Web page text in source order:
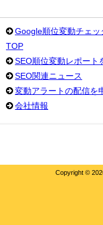
Google順位変動チェッ
TOP
SEO順位変動レポート
SEO関連ニュース
変動アラートの配信を
会社情報
Copyright ©